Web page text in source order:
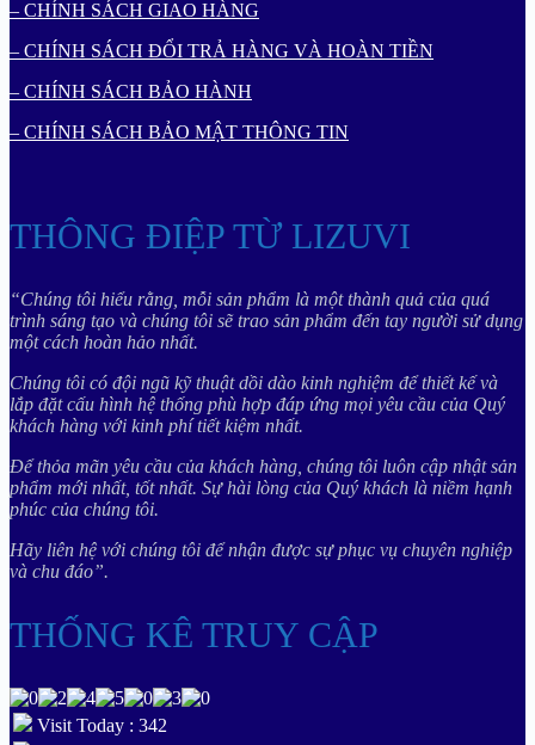
– CHÍNH SÁCH GIAO HÀNG
– CHÍNH SÁCH ĐỔI TRẢ HÀNG VÀ HOÀN TIỀN
– CHÍNH SÁCH BẢO HÀNH
– CHÍNH SÁCH BẢO MẬT THÔNG TIN
THÔNG ĐIỆP TỪ LIZUVI
“Chúng tôi hiểu rằng, mỗi sản phẩm là một thành quả của quá
trình sáng tạo và chúng tôi sẽ trao sản phẩm đến tay người sử dụng
một cách hoàn hảo nhất.
Chúng tôi có đội ngũ kỹ thuật dồi dào kinh nghiệm để thiết kế và
lắp đặt cấu hình hệ thống phù hợp đáp ứng mọi yêu cầu của Quý
khách hàng với kinh phí tiết kiệm nhất.
Để thỏa mãn yêu cầu của khách hàng, chúng tôi luôn cập nhật sản
phẩm mới nhất, tốt nhất. Sự hài lòng của Quý khách là niềm hạnh
phúc của chúng tôi.
Hãy liên hệ với chúng tôi để nhận được sự phục vụ chuyên nghiệp
và chu đáo”.
THỐNG KÊ TRUY CẬP
Visit Today : 342